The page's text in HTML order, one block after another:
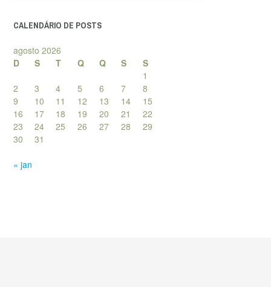
CALENDÁRIO DE POSTS
agosto 2026
D
S T Q Q S
S
1
2
3 4 5 6 7
8
9
10 11 12 13 14
15
16
17 18 19 20 21
22
23
24 25 26 27 28
29
30
31
« jan